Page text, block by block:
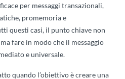
per messaggi transazionali,
promemoria e
questi casi, il punto chiave non
fare in modo che il messaggio
e universale.
quando l’obiettivo è creare una